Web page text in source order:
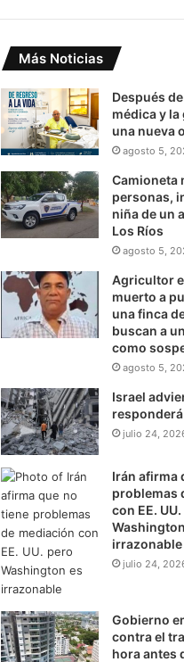
Más Noticias
Después
médica y
una nueva
agosto 5,
Camioneta
personas,
niña de un
Los Ríos
agosto 5,
Agricultor
muerto a
una finca
buscan a
como
agosto 5,
Israel
julio 24,
Irán afirma
problemas
con EE.
irrazonable
julio 24,
Gobierno
contra el
hora antes